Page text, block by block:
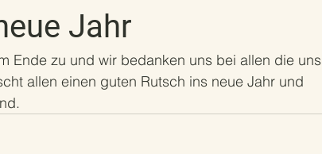
Jahr
Ende zu und wir bedanken uns bei allen die uns
allen einen guten Rutsch ins neue Jahr und